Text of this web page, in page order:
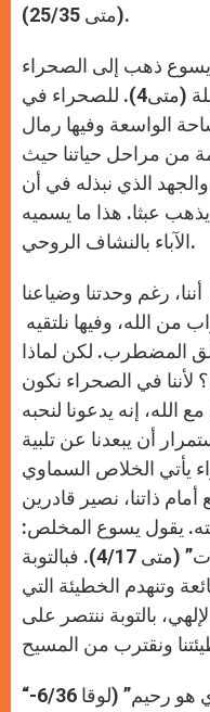
(متى 25/35).
ذهب إلى الصحراء
وصام أربعين يوما وأربعين ليلة (متى4). للصحراء في
الواسعة وفيها رمال
من مراحل حياتنا حيث
الذي نبذله في أن
عبثا. هذا ما يسميه
الآباء بالنشاف الروحي.
رغم وحدتنا وضياعنا
من الله، وفيها نلتقيه
المضطرب. لكن لماذا
في الصحراء نكون
الله، إنه يدعونا لنحبه
أن يبعدنا عن تلبية
يأتي الخلاص السماوي
ذاتنا، نصير قادرين
يقول يسوع المخلص:
“توبوا فقد اقترب ملكوت السموات” (متى 4/17). فبالتوبة
وتنهدم الخطيئة التي
بالتوبة ننتصر على
“كونوا رحماء كما أن أباكم السماوي هو رحيم” (لوقا 6/36-